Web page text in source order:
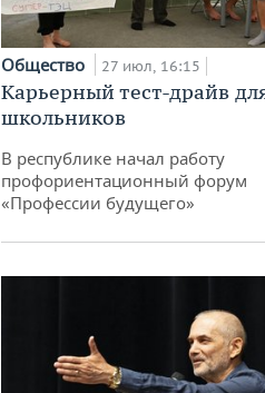
Общество 27 июл, 16:15
Карьерный тест-драйв
школьников
В республике начал работу
профориентационный форум
«Профессии будущего»